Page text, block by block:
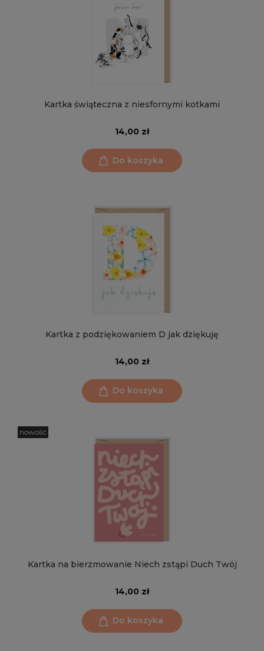
Kartka świąteczna z niesfornymi kotkami
14,00 zł
Do koszyka
Kartka z podziękowaniem D jak dziękuję
14,00 zł
Do koszyka
Kartka na bierzmowanie Niech zstąpi Duch Twój
14,00 zł
Do koszyka
nowość